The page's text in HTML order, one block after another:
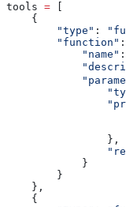
tools =
    {
        "type"
:
        "function"
            "name"
:
                },
            }
        }
    },
    {